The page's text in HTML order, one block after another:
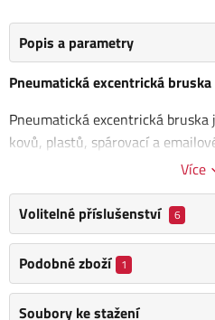
Popis a parametry
Pneumatická excentrická
Pneumatická excentrická
kovů, plastů, spárovací a
výstup pro
suchým zipem, který umožňuje
výměnu brusného papíru.
Excentricita: 5 mm
Spotřeba vzduchu: 226 l/
Průměr vsuvky: 1/4"
Více
Volitelné příslušenství 6
Podobné zboží 1
Soubory ke stažení